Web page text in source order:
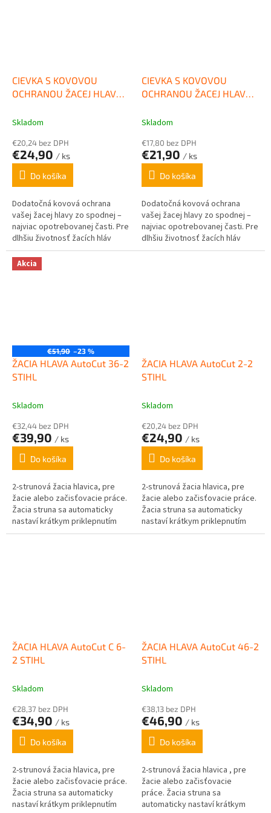
CIEVKA S KOVOVOU
OCHRANOU ŽACEJ HLAVY
Skladom
€20,24 bez DPH
€24,90 / ks
Do košíka
Dodatočná kovová ochrana
vašej žacej hlavy zo spodnej –
najviac opotrebovanej časti. Pre
dlhšiu životnosť žacích hláv
AutoCut.
CIEVKA S KOVOVOU
OCHRANOU ŽACEJ HLAVY
Skladom
€17,80 bez DPH
€21,90 / ks
Do košíka
Dodatočná kovová ochrana
vašej žacej hlavy zo spodnej –
najviac opotrebovanej časti. Pre
dlhšiu životnosť žacích hláv
AutoCut.
Akcia
€51,90 –23 %
ŽACIA HLAVA AutoCut 36-2
STIHL
Skladom
€32,44 bez DPH
€39,90 / ks
Do košíka
2-strunová žacia hlavica, pre
žacie alebo začisťovacie práce.
Žacia struna sa automaticky
nastaví krátkym priklepnutím
žacej hlavy o zem. Obsahuje 2 x
ŽACIA HLAVA AutoCut 2-2
STIHL
Skladom
€20,24 bez DPH
€24,90 / ks
Do košíka
2-strunová žacia hlavica, pre
žacie alebo začisťovacie práce.
Žacia struna sa automaticky
nastaví krátkym priklepnutím
žacej hlavy o zem. Obsahuje
ŽACIA HLAVA AutoCut C 6-
2 STIHL
Skladom
€28,37 bez DPH
€34,90 / ks
Do košíka
2-strunová žacia hlavica, pre
žacie alebo začisťovacie práce.
Žacia struna sa automaticky
nastaví krátkym priklepnutím
ŽACIA HLAVA AutoCut 46-2
STIHL
Skladom
€38,13 bez DPH
€46,90 / ks
Do košíka
2-strunová žacia hlavica , pre
žacie alebo začisťovacie
práce. Žacia struna sa
automaticky nastaví krátkym